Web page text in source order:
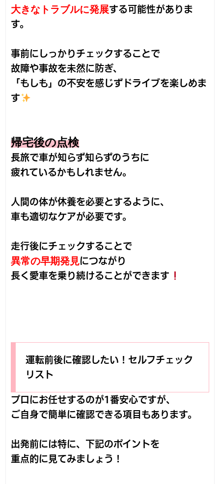
大きなトラブルに発展する可能性がありま
す。
事前にしっかりチェックすることで
故障や事故を未然に防ぎ、
「もしも」の不安を感じずドライブを楽しめま
す
帰宅後の点検
長旅で車が知らず知らずのうちに
疲れているかもしれません。
人間の体が休養を必要とするように、
車も適切なケアが必要です。
走行後にチェックすることで
異常の早期発見につながり
長く愛車を乗り続けることができます
運転前後に確認したい！セルフチェック
リスト
プロにお任せするのが1番安心ですが、
ご自身で簡単に確認できる項目もあります。
出発前には特に、下記のポイントを
重点的に見てみましょう！